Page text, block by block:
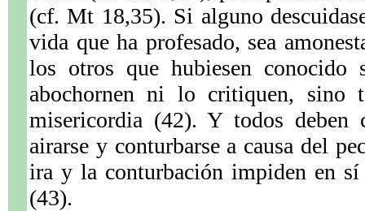
(cf. Mt 18,35). Si alguno
vida que ha profesado, sea
los otros que hubiesen
abochornen ni lo critiquen, sino
misericordia (42). Y todos deben
airarse y conturbarse a causa del
ira y la conturbación impiden en
(43).